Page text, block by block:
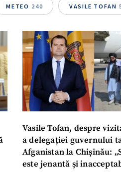
METEO 240 VASILE TOFAN
Vasile Tofan, despre
a delegației guvernului
Afganistan la Chișinău:
este jenantă și